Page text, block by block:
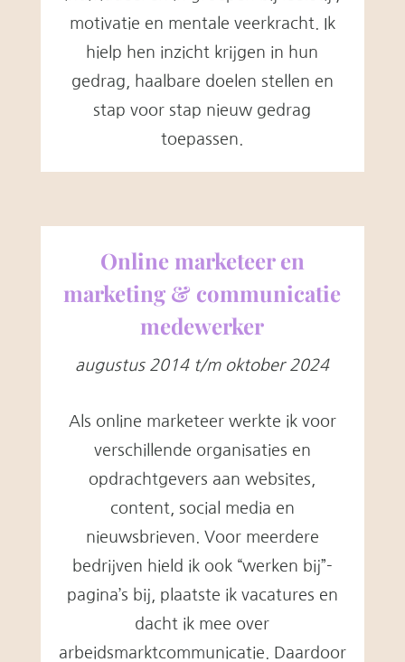
motivatie en mentale veerkracht. Ik
hielp hen inzicht krijgen in hun
gedrag, haalbare doelen stellen en
stap voor stap nieuw gedrag
toepassen.
Online marketeer en
marketing & communicatie
medewerker
augustus 2014 t/m oktober 2024
Als online marketeer werkte ik voor
verschillende organisaties en
opdrachtgevers aan websites,
content, social media en
nieuwsbrieven. Voor meerdere
bedrijven hield ik ook “werken bij”-
pagina’s bij, plaatste ik vacatures en
dacht ik mee over
arbeidsmarktcommunicatie. Daardoor